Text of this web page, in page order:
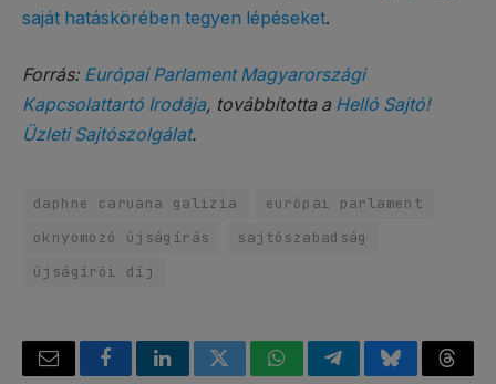
saját hatáskörében tegyen lépéseket.
Forrás: Európai Parlament Magyarországi
Kapcsolattartó Irodája, továbbította a Helló Sajtó!
Üzleti Sajtószolgálat.
daphne caruana galizia
európai parlament
oknyomozó újságírás
sajtószabadság
újságírói díj
Email FacebookLinkedInTwitterWhatsAppTelegramBluesky